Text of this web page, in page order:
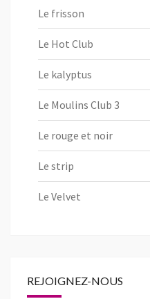
Le frisson
Le Hot Club
Le kalyptus
Le Moulins Club 3
Le rouge et noir
Le strip
Le Velvet
REJOIGNEZ-NOUS